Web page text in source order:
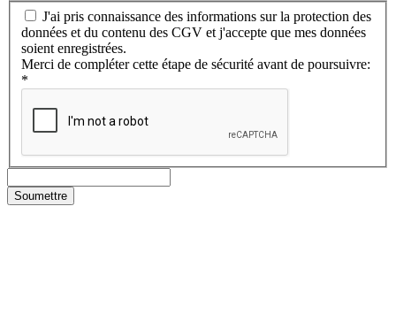
J'ai pris connaissance des informations sur la protection des
données et du contenu des CGV et j'accepte que mes données
soient enregistrées.
Merci de compléter cette étape de sécurité avant de poursuivre:
*